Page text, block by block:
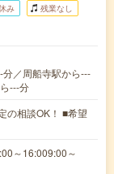
み 残業なし
／周船寺駅から---
---分
の相談OK！ ■希望
～16:009:00～